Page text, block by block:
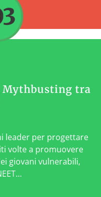
Mythbusting tra
leader per progettare
volte a promuovere
giovani vulnerabili,